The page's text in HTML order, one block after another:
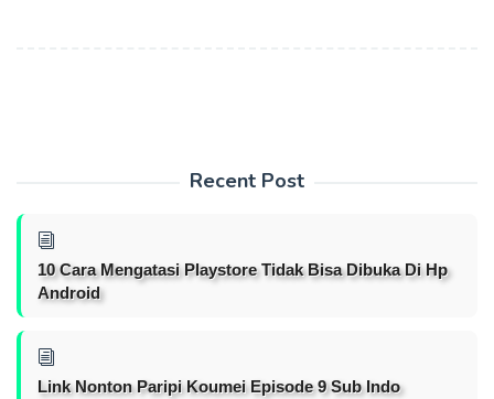
Recent Post
10 Cara Mengatasi Playstore Tidak Bisa Dibuka Di Hp
Android
Link Nonton Paripi Koumei Episode 9 Sub Indo